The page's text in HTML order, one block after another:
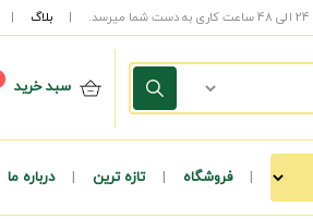
| بلاگ |
سبد خرید
| فروشگاه | تازه ترین | درباره ما